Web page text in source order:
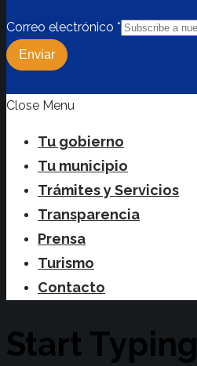
Correo electrónico *
Enviar
Close Menu
Tu gobierno
Tu municipio
Trámites y Servicios
Transparencia
Prensa
Turismo
Contacto
Start Typing